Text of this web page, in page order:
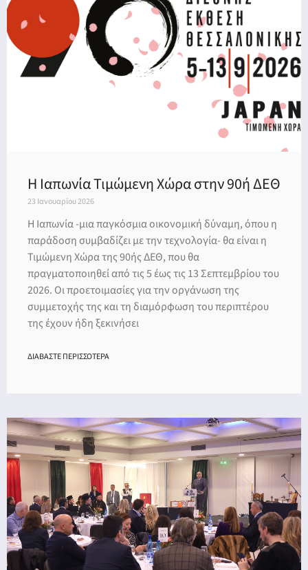
Η Ιαπωνία Τιμώμενη Χώρα στην 90ή ΔΕΘ
23 Ιανουαρίου 2026
Η Ιαπωνία -μια παγκόσμια οικονομική δύναμη, όπου η
παράδοση συμβαδίζει με την τεχνολογία- θα είναι η
Τιμώμενη Χώρα της 90ής ΔΕΘ, που θα
πραγματοποιηθεί από τις 5 έως τις 13 Σεπτεμβρίου του
2026. Οι προετοιμασίες για την οργάνωση της
συμμετοχής της και τη διαμόρφωση του περιπτέρου
της έχουν ήδη ξεκινήσει
ΔΙΑΒΑΣΤΕ ΠΕΡΙΣΣΟΤΕΡΑ